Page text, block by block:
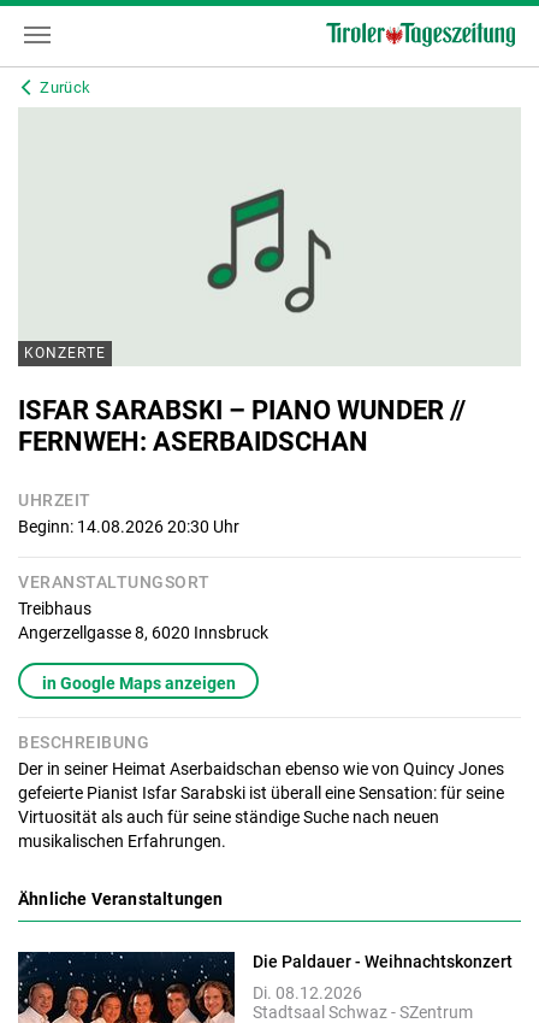
Zurück
KONZERTE
ISFAR SARABSKI – PIANO WUNDER //
FERNWEH: ASERBAIDSCHAN
UHRZEIT
Beginn: 14.08.2026 20:30 Uhr
VERANSTALTUNGSORT
Treibhaus
Angerzellgasse 8, 6020 Innsbruck
in Google Maps anzeigen
BESCHREIBUNG
Der in seiner Heimat Aserbaidschan ebenso wie von Quincy Jones
gefeierte Pianist Isfar Sarabski ist überall eine Sensation: für seine
Virtuosität als auch für seine ständige Suche nach neuen
musikalischen Erfahrungen.
Ähnliche Veranstaltungen
Die Paldauer - Weihnachtskonzert
Di. 08.12.2026
Stadtsaal Schwaz - SZentrum